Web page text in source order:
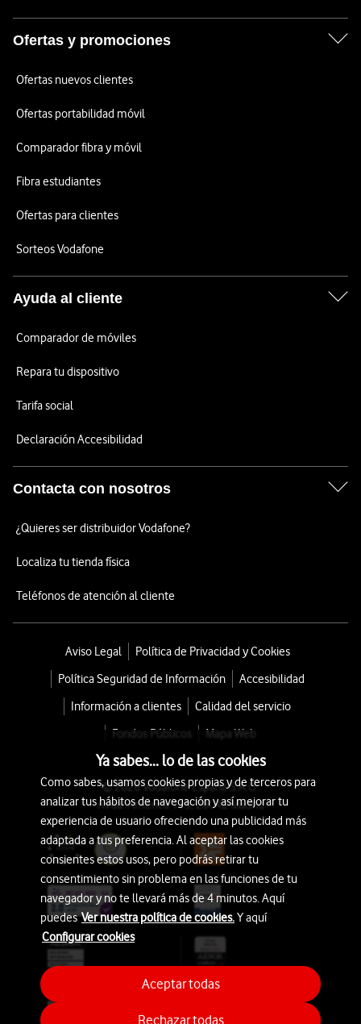
Ofertas y promociones
Ofertas nuevos clientes
Ofertas portabilidad móvil
Comparador fibra y móvil
Fibra estudiantes
Ofertas para clientes
Sorteos Vodafone
Ayuda al cliente
Comparador de móviles
Repara tu dispositivo
Tarifa social
Declaración Accesibilidad
Contacta con nosotros
¿Quieres ser distribuidor Vodafone?
Localiza tu tienda física
Teléfonos de atención al cliente
Aviso Legal
Política de Privacidad y Cookies
Política Seguridad de Información
Accesibilidad
Información a clientes
Calidad del servicio
Fondos Públicos
Mapa Web
© 2026 Vodafone España S.A.U.
Avda. América 115, 28042 Madrid
Ya sabes... lo de las cookies
Como sabes, usamos cookies propias y de terceros para
analizar tus hábitos de navegación y así mejorar tu
experiencia de usuario ofreciendo una publicidad más
adaptada a tus preferencia. Al aceptar las cookies
consientes estos usos, pero podrás retirar tu
consentimiento sin problema en las funciones de tu
navegador y no te llevará más de 4 minutos. Aquí
puedesVer nuestra política de cookies.Y aquí
Configurar cookies
Rechazar todas
Aceptar todas